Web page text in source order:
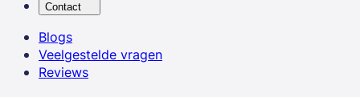
Contact
Blogs
Veelgestelde vragen
Reviews